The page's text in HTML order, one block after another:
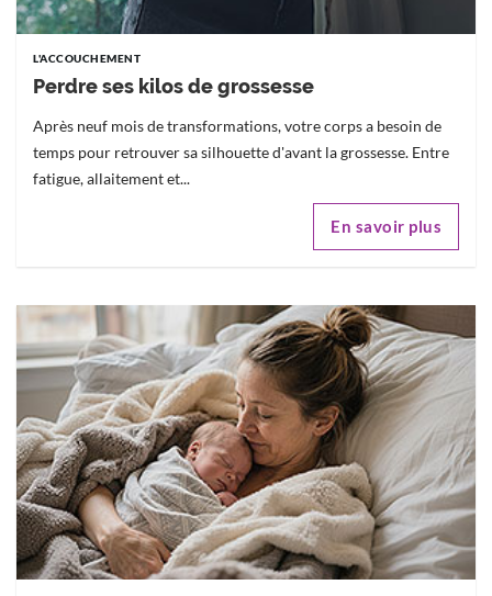
L'ACCOUCHEMENT
Perdre ses kilos de grossesse
Après neuf mois de transformations, votre corps a besoin de
temps pour retrouver sa silhouette d'avant la grossesse. Entre
fatigue, allaitement et...
En savoir plus